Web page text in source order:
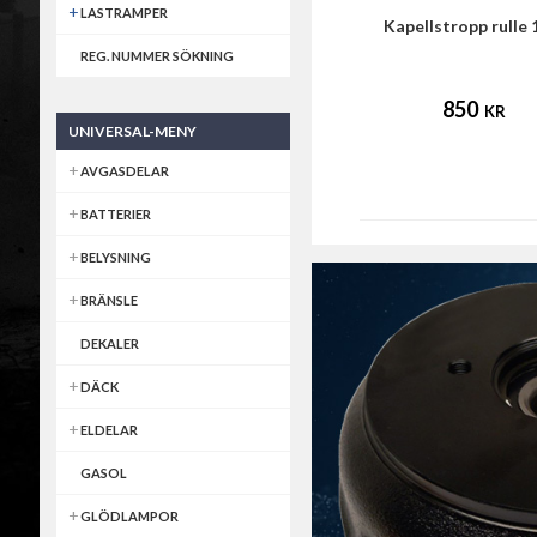
LASTRAMPER
REG. NUMMER SÖKNING
UNIVERSAL-MENY
AVGASDELAR
BATTERIER
BELYSNING
BRÄNSLE
DEKALER
DÄCK
ELDELAR
GASOL
GLÖDLAMPOR
Kapellstropp rulle
850 KR